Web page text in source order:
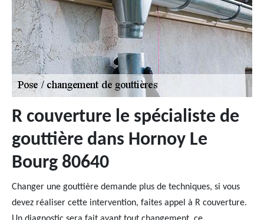
R couverture le spécialiste de
gouttière dans Hornoy Le
Bourg 80640
Changer une gouttière demande plus de techniques, si vous
devez réaliser cette intervention, faites appel à R couverture.